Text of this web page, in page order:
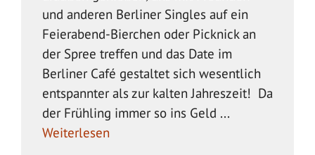
und anderen Berliner Singles auf ein
Feierabend-Bierchen oder Picknick an
der Spree treffen und das Date im
Berliner Café gestaltet sich wesentlich
entspannter als zur kalten Jahreszeit! Da
der Frühling immer so ins Geld ...
Weiterlesen